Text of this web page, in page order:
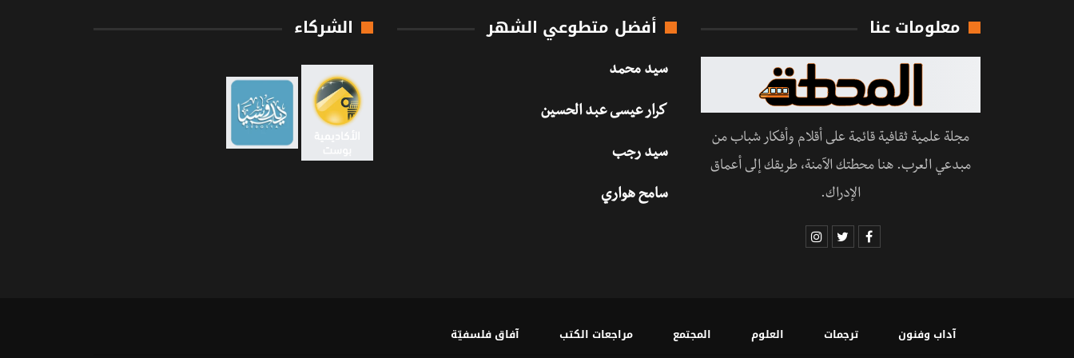
معلومات عنا
مجلة علمية ثقافية قائمة على أقلام وأفكار شباب من
مبدعي العرب. هنا محطتك الآمنة، طريقك إلى أعماق
الإدراك.
أفضل متطوعي الشهر
سيد محمد
كرار عيسى عبد الحسين
سيد رجب
سامح هواري
الشركاء
آداب وفنون ترجمات العلوم المجتمع مراجعات الكتب آفاق فلسفيّة‎